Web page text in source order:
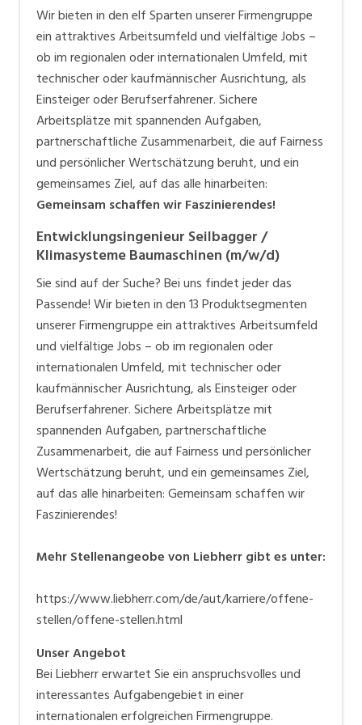
Wir bieten in den elf Sparten unserer Firmengruppe
ein attraktives Arbeitsumfeld und vielfältige Jobs –
ob im regionalen oder internationalen Umfeld, mit
technischer oder kaufmännischer Ausrichtung, als
Einsteiger oder Berufserfahrener. Sichere
Arbeitsplätze mit spannenden Aufgaben,
partnerschaftliche Zusammenarbeit, die auf Fairness
und persönlicher Wertschätzung beruht, und ein
gemeinsames Ziel, auf das alle hinarbeiten:
Gemeinsam schaffen wir Faszinierendes!
Entwicklungsingenieur Seilbagger /
Klimasysteme Baumaschinen (m/w/d)
Sie sind auf der Suche? Bei uns findet jeder das
Passende! Wir bieten in den 13 Produktsegmenten
unserer Firmengruppe ein attraktives Arbeitsumfeld
und vielfältige Jobs – ob im regionalen oder
internationalen Umfeld, mit technischer oder
kaufmännischer Ausrichtung, als Einsteiger oder
Berufserfahrener. Sichere Arbeitsplätze mit
spannenden Aufgaben, partnerschaftliche
Zusammenarbeit, die auf Fairness und persönlicher
Wertschätzung beruht, und ein gemeinsames Ziel,
auf das alle hinarbeiten: Gemeinsam schaffen wir
Faszinierendes!
Mehr Stellenangeobe von Liebherr gibt es unter:
https://www.liebherr.com/de/aut/karriere/offene-
stellen/offene-stellen.html
Unser Angebot
Bei Liebherr erwartet Sie ein anspruchsvolles und
interessantes Aufgabengebiet in einer
internationalen erfolgreichen Firmengruppe.